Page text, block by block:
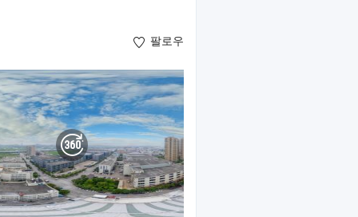
팔로우